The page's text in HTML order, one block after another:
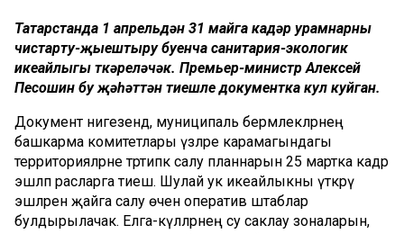
Татарстанда 1 апрельдән 31 майга кадәр урамнарны
чистарту-җыештыру буенча санитария-экологик
икеайлыгы үткәреләчәк. Премьер-министр Алексей
Песошин бу җәһәттән тиешле документка кул куйган.
Документ нигезендә, муниципаль берәмлекләрнең
башкарма комитетлары үзләре карамагындагы
территорияләрне тәртипкә салу планнарын 25 мартка кадәр
эшләп расларга тиеш. Шулай ук икеайлыкны үткәрү
эшләрен җайга салу өчен оператив штаблар
булдырылачак. Елга-күлләрнең су саклау зоналарын,